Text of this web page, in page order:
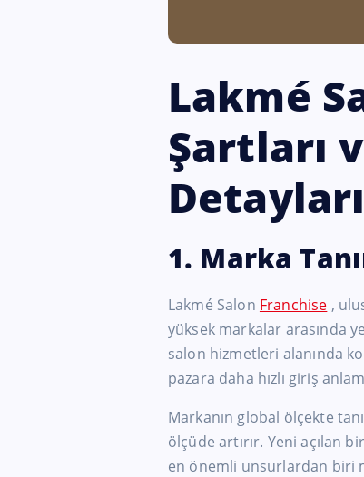
Lakmé
Şartları
Detayları
1. Marka
Lakmé Salon Franchise ,
yüksek markalar arasında
salon hizmetleri alanında
pazara daha hızlı giriş
Markanın global ölçekte
ölçüde artırır. Yeni açılan
en önemli unsurlardan biri